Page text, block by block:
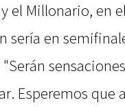
el Millonario, en
sería en
Esperemos que